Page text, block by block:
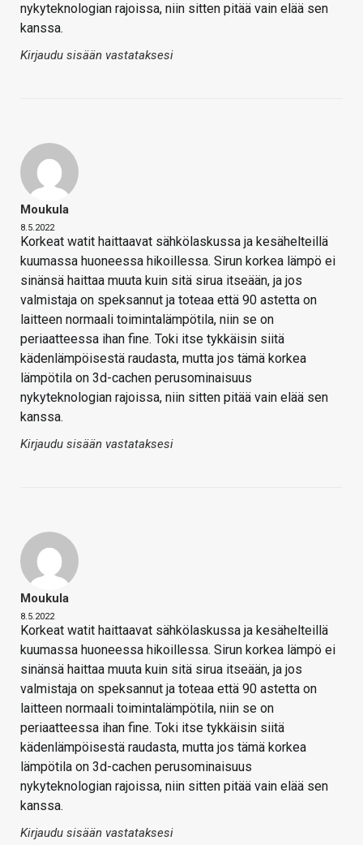
nykyteknologian rajoissa, niin sitten pitää vain elää sen
kanssa.
Kirjaudu sisään vastataksesi
Moukula
8.5.2022
Korkeat watit haittaavat sähkölaskussa ja kesähelteillä
kuumassa huoneessa hikoillessa. Sirun korkea lämpö ei
sinänsä haittaa muuta kuin sitä sirua itseään, ja jos
valmistaja on speksannut ja toteaa että 90 astetta on
laitteen normaali toimintalämpötila, niin se on
periaatteessa ihan fine. Toki itse tykkäisin siitä
kädenlämpöisestä raudasta, mutta jos tämä korkea
lämpötila on 3d-cachen perusominaisuus
nykyteknologian rajoissa, niin sitten pitää vain elää sen
kanssa.
Kirjaudu sisään vastataksesi
Moukula
8.5.2022
Korkeat watit haittaavat sähkölaskussa ja kesähelteillä
kuumassa huoneessa hikoillessa. Sirun korkea lämpö ei
sinänsä haittaa muuta kuin sitä sirua itseään, ja jos
valmistaja on speksannut ja toteaa että 90 astetta on
laitteen normaali toimintalämpötila, niin se on
periaatteessa ihan fine. Toki itse tykkäisin siitä
kädenlämpöisestä raudasta, mutta jos tämä korkea
lämpötila on 3d-cachen perusominaisuus
nykyteknologian rajoissa, niin sitten pitää vain elää sen
kanssa.
Kirjaudu sisään vastataksesi